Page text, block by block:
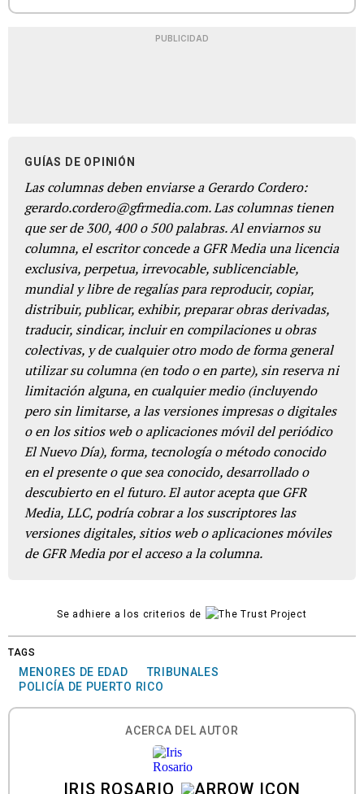
PUBLICIDAD
GUÍAS DE OPINIÓN
Las columnas deben enviarse a Gerardo Cordero:
gerardo.cordero@gfrmedia.com. Las columnas tienen
que ser de 300, 400 o 500 palabras. Al enviarnos su
columna, el escritor concede a GFR Media una licencia
exclusiva, perpetua, irrevocable, sublicenciable,
mundial y libre de regalías para reproducir, copiar,
distribuir, publicar, exhibir, preparar obras derivadas,
traducir, sindicar, incluir en compilaciones u obras
colectivas, y de cualquier otro modo de forma general
utilizar su columna (en todo o en parte), sin reserva ni
limitación alguna, en cualquier medio (incluyendo
pero sin limitarse, a las versiones impresas o digitales
o en los sitios web o aplicaciones móvil del periódico
El Nuevo Día), forma, tecnología o método conocido
en el presente o que sea conocido, desarrollado o
descubierto en el futuro. El autor acepta que GFR
Media, LLC, podría cobrar a los suscriptores las
versiones digitales, sitios web o aplicaciones móviles
de GFR Media por el acceso a la columna.
Se adhiere a los criterios de
TAGS
MENORES DE EDAD
TRIBUNALES
POLICÍA DE PUERTO RICO
ACERCA DEL AUTOR
IRIS ROSARIO